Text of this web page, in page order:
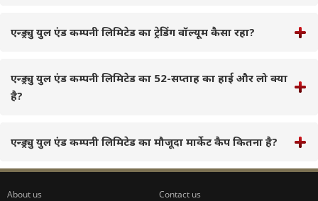
एन्ड्र्यु युल एंड कम्पनी लिमिटेड का ट्रेडिंग वॉल्यूम कैसा रहा?
एन्ड्र्यु युल एंड कम्पनी लिमिटेड का 52-सप्ताह का हाई और लो क्या
है?
एन्ड्र्यु युल एंड कम्पनी लिमिटेड का मौजूदा मार्केट कैप कितना है?
About us Contact us